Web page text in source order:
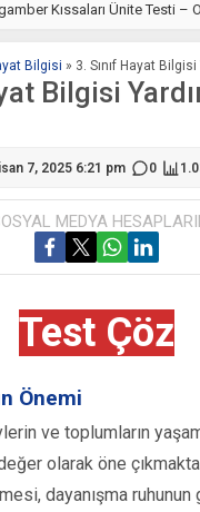
Kıssaları Ünite Testi –
Bilgisi » 3. Sınıf Hayat
Bilgisi
7, 2025 6:21 pm 0
MEDYA
Test Çöz
Önemi
ve toplumların
olarak öne
dayanışma